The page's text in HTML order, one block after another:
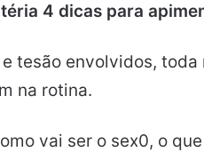
4 dicas para
tesão envolvidos,
na rotina.
vai ser o sex0, o